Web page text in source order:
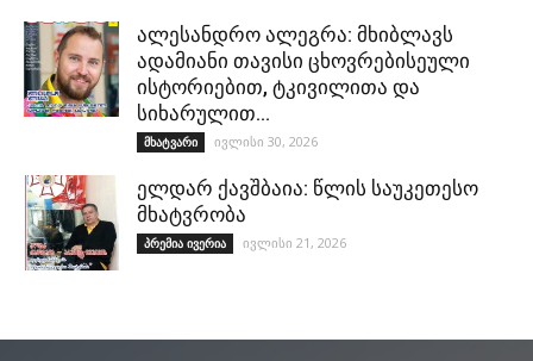
ალესანდრო ალეგრა: მხიბლავს
ადამიანი თავისი ცხოვრებისეული
ისტორიებით, ტკივილითა და
სიხარულით…
მხატვარი ივლისი 30, 2026
ელდარ ქავშბაია: წლის საუკეთესო
მხატვრობა
პრემია ივერია ივლისი 21, 2026